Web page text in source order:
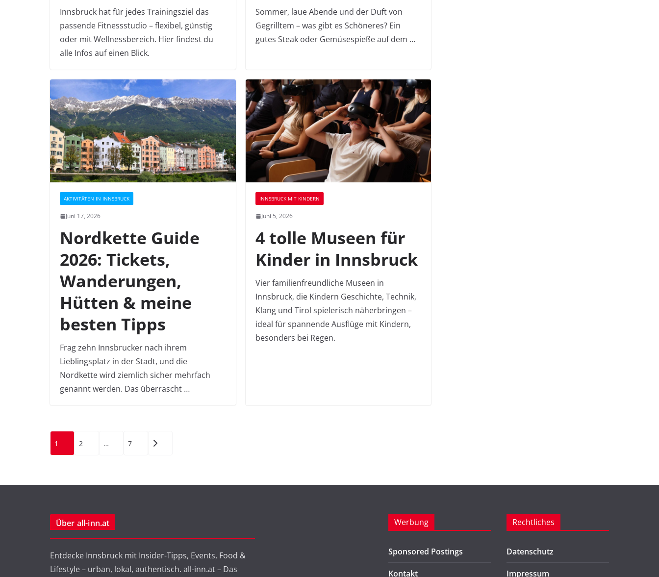
Innsbruck hat für jedes Trainingsziel das
passende Fitnessstudio – flexibel, günstig
oder mit Wellnessbereich. Hier findest du
alle Infos auf einen Blick.
Sommer, laue Abende und der Duft von
Gegrilltem – was gibt es Schöneres? Ein
gutes Steak oder Gemüsespieße auf dem …
AKTIVITÄTEN IN INNSBRUCK
Juni 17, 2026
Nordkette Guide
2026: Tickets,
Wanderungen,
Hütten & meine
besten Tipps
Frag zehn Innsbrucker nach ihrem
Lieblingsplatz in der Stadt, und die
Nordkette wird ziemlich sicher mehrfach
genannt werden. Das überrascht …
INNSBRUCK MIT KINDERN
Juni 5, 2026
4 tolle Museen für
Kinder in Innsbruck
Vier familienfreundliche Museen in
Innsbruck, die Kindern Geschichte, Technik,
Klang und Tirol spielerisch näherbringen –
ideal für spannende Ausflüge mit Kindern,
besonders bei Regen.
Seitennummerierung
der
Beiträge
1 2 … 7
Über all-inn.at
Entdecke Innsbruck mit Insider-Tipps, Events, Food &
Lifestyle – urban, lokal, authentisch. all-inn.at – Das
Werbung
Sponsored Postings
Kontakt
Rechtliches
Datenschutz
Impressum